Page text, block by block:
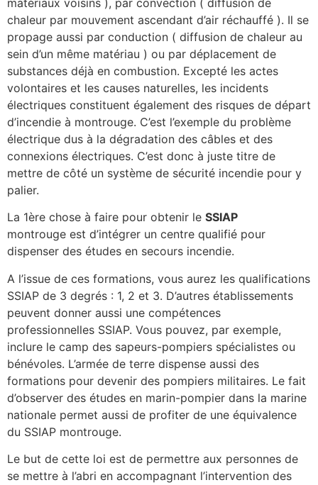
chaleur par mouvement ascendant d’air réchauffé ). Il se
propage aussi par conduction ( diffusion de chaleur au
sein d’un même matériau ) ou par déplacement de
substances déjà en combustion. Excepté les actes
volontaires et les causes naturelles, les incidents
électriques constituent également des risques de départ
d’incendie à montrouge. C’est l’exemple du problème
électrique dus à la dégradation des câbles et des
connexions électriques. C’est donc à juste titre de
mettre de côté un système de sécurité incendie pour y
palier.
La 1ère chose à faire pour obtenir le SSIAP
montrouge est d’intégrer un centre qualifié pour
dispenser des études en secours incendie.
A l’issue de ces formations, vous aurez les qualifications
SSIAP de 3 degrés : 1, 2 et 3. D’autres établissements
peuvent donner aussi une compétences
professionnelles SSIAP. Vous pouvez, par exemple,
inclure le camp des sapeurs-pompiers spécialistes ou
bénévoles. L’armée de terre dispense aussi des
formations pour devenir des pompiers militaires. Le fait
d’observer des études en marin-pompier dans la marine
nationale permet aussi de profiter de une équivalence
du SSIAP montrouge.
Le but de cette loi est de permettre aux personnes de
se mettre à l’abri en accompagnant l’intervention des